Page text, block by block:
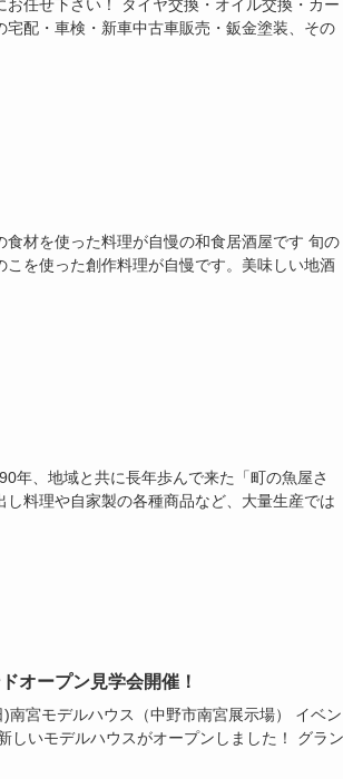
お任せ下さい！ タイヤ交換・オイル交換・カー
宅配・車検・新車中古車販売・鈑金塗装、その
食材を使った料理が自慢の和食居酒屋です 旬の
こを使った創作料理が自慢です。美味しい地酒
年、地域と共に長年歩んで来た「町の魚屋さ
し料理や自家製の各種商品など、大量生産では
オープン見学会開催！
南宮モデルハウス（中野市南宮展示場） イベン
しいモデルハウスがオープンしました！ グラン